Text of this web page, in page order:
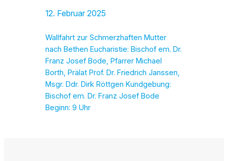
12. Februar 2025
Wallfahrt zur Schmerzhaften Mutter
nach Bethen Eucharistie: Bischof em. Dr.
Franz Josef Bode, Pfarrer Michael
Borth, Prälat Prof. Dr. Friedrich Janssen,
Msgr. Ddr. Dirk Röttgen Kundgebung:
Bischof em. Dr. Franz Josef Bode
Beginn: 9 Uhr